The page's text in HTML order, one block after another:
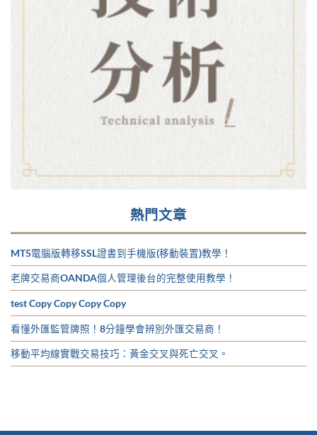
熱門文章
MT5電腦版轉移SSL證書到手機版(移動裝置)教學！
老牌交易商OANDA個人管理後台的完整使用教學！
test Copy Copy Copy Copy
看懂外匯監管牌照！8分鐘學會辨別外匯交易商！
移動平均線實戰交易技巧：黃金交叉與死亡交叉。